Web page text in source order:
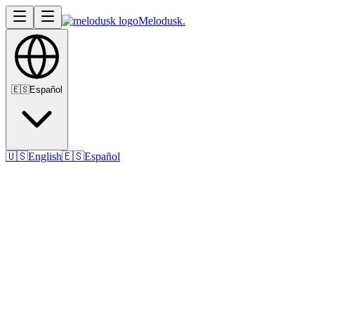
Melodusk.
🇪🇸Español
🇺🇸English🇪🇸Español